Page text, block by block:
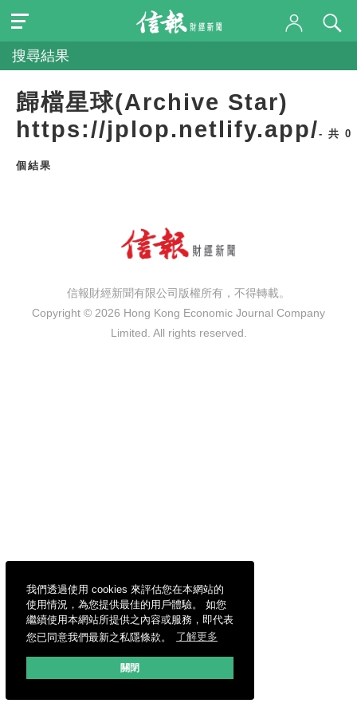
我們透過使用 cookies 來評估您在本網站的
使用情況，為您提供最佳的用戶體驗。 如您
繼續使用本網站所提供之內容或服務，即代表
您已同意我們最新之私隱條款。
了解更多
關閉
搜尋結果
歸檔星球(Archive Star)
https://jplop.netlify.app/- 共 0
個結果
信報財經新聞有限公司版權所有，不得轉載。
Copyright © 2026 Hong Kong Economic Journal Company
Limited. All rights reserved.